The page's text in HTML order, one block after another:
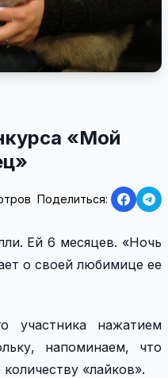
«Мой
Поделиться:
Ей 6 месяцев. «Ночь
о своей любимице ее
участника нажатием
напоминаем, что
«лайков».